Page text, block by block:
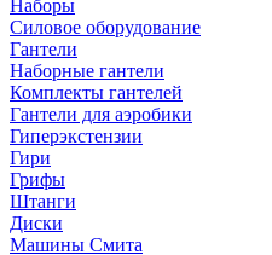
Наборы
Силовое оборудование
Гантели
Наборные гантели
Комплекты гантелей
Гантели для аэробики
Гиперэкстензии
Гири
Грифы
Штанги
Диски
Машины Смита